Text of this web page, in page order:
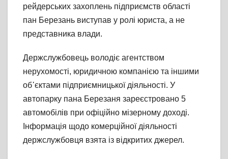
рейдерських захоплень підприємств області
пан Березань виступав у ролі юриста, а не
представника влади.
Держслужбовець володіє агентством
нерухомості, юридичною компанією та іншими
об᾽єктами підприємницької діяльності. У
автопарку пана Березаня зареєстровано 5
автомобілів при офіційно мізерному доході.
Інформація щодо комерційної діяльності
держслужбовця взята із відкритих джерел.